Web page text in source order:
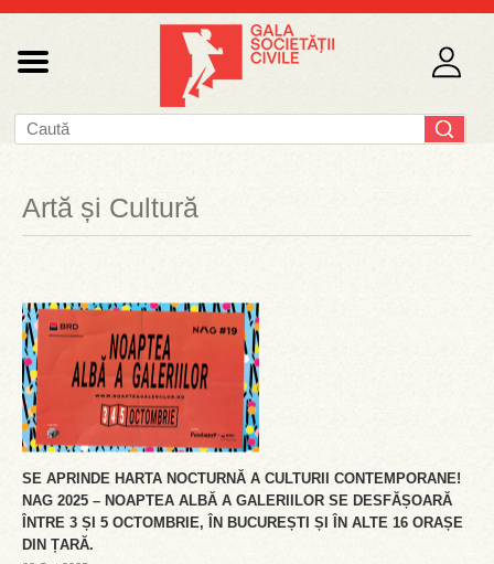
Artă și Cultură
SE APRINDE HARTA NOCTURNĂ A CULTURII CONTEMPORANE!
NAG 2025 – NOAPTEA ALBĂ A GALERIILOR SE DESFĂȘOARĂ
ÎNTRE 3 ȘI 5 OCTOMBRIE, ÎN BUCUREȘTI ȘI ÎN ALTE 16 ORAȘE
DIN ȚARĂ.